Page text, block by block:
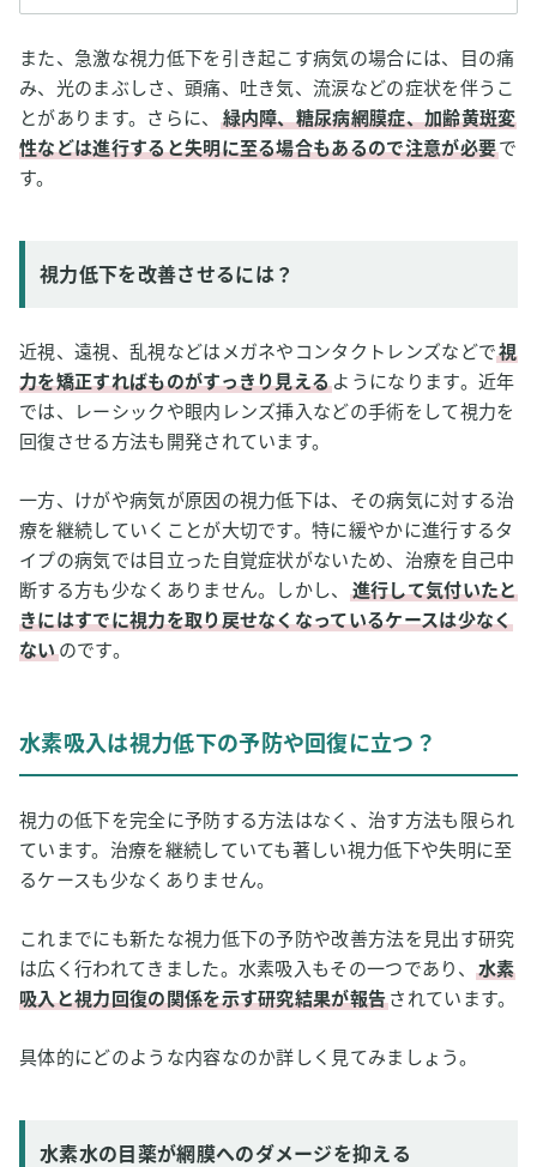
また、急激な視力低下を引き起こす病気の場合には、目の痛
み、光のまぶしさ、頭痛、吐き気、流涙などの症状を伴うこ
とがあります。さらに、
緑内障、糖尿病網膜症、加齢黄斑変
性などは進行すると失明に至る場合もあるので注意が必要で
す。
視力低下を改善させるには？
近視、遠視、乱視などはメガネやコンタクトレンズなどで視
力を矯正すればものがすっきり見えるようになります。近年
では、レーシックや眼内レンズ挿入などの手術をして視力を
回復させる方法も開発されています。
一方、けがや病気が原因の視力低下は、その病気に対する治
療を継続していくことが大切です。特に緩やかに進行するタ
イプの病気では目立った自覚症状がないため、治療を自己中
断する方も少なくありません。しかし、
進行して気付いたと
きにはすでに視力を取り戻せなくなっているケースは少なく
ないのです。
水素吸入は視力低下の予防や回復に立つ？
視力の低下を完全に予防する方法はなく、治す方法も限られ
ています。治療を継続していても著しい視力低下や失明に至
るケースも少なくありません。
これまでにも新たな視力低下の予防や改善方法を見出す研究
は広く行われてきました。水素吸入もその一つであり、
水素
吸入と視力回復の関係を示す研究結果が報告されています。
具体的にどのような内容なのか詳しく見てみましょう。
水素水の目薬が網膜へのダメージを抑える